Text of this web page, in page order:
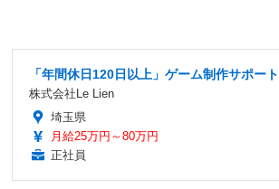
「年間休日120日以上」ゲーム制作サポー
株式会社Le Lien
埼玉県
月給25万円～80万円
正社員